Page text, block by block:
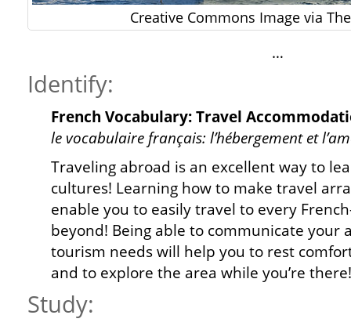
Creative Commons Image via
…
Identify:
French Vocabulary: Travel
le vocabulaire français: l’hébergement et
Traveling abroad is an excellent way to
cultures! Learning how to make travel
enable you to easily travel to every
beyond! Being able to communicate your
tourism needs will help you to rest
and to explore the area while you’re there!
Study: